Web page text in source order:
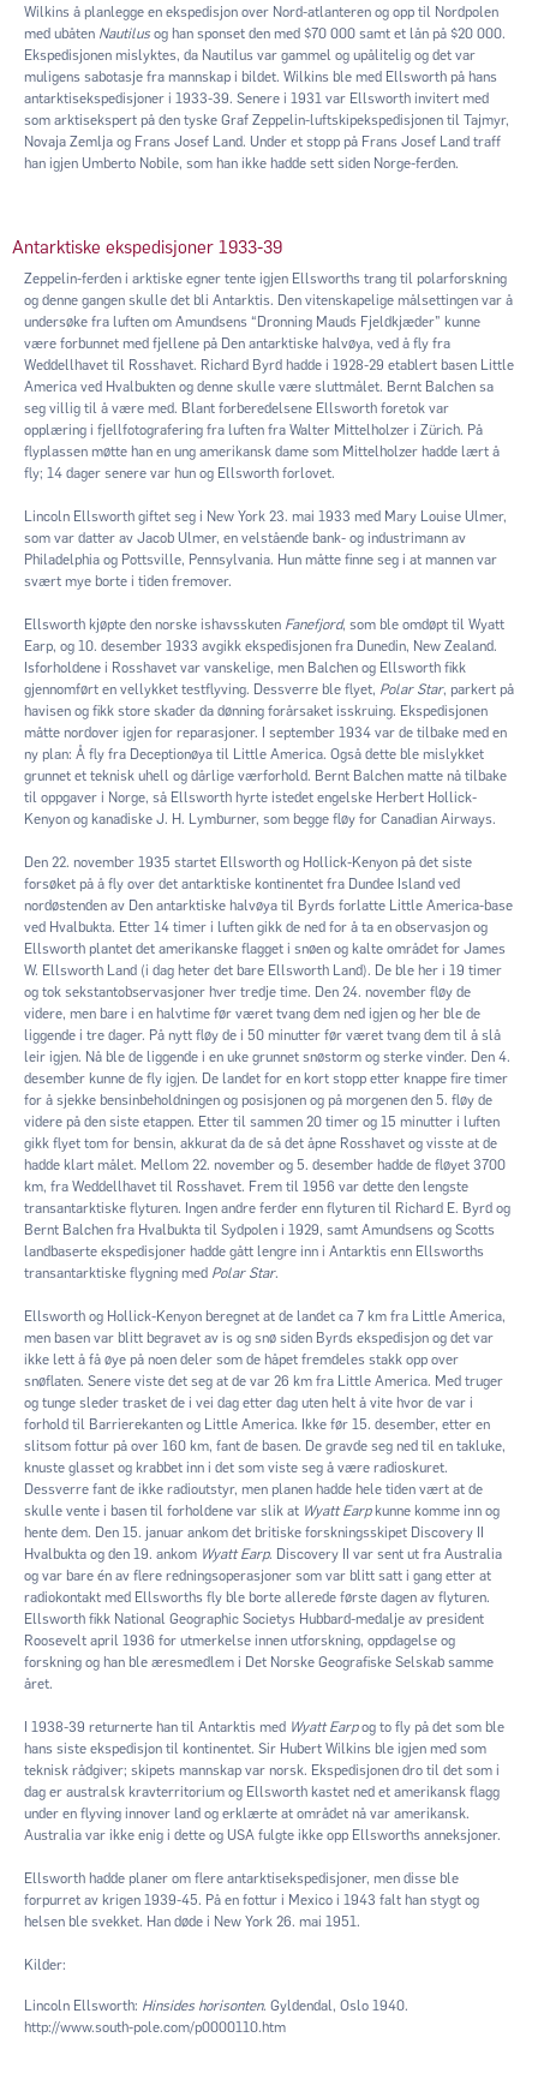
Wilkins å planlegge en ekspedisjon over Nord-atlanteren og opp til Nordpolen
med ubåten Nautilus og han sponset den med $70 000 samt et lån på $20 000.
Ekspedisjonen mislyktes, da Nautilus var gammel og upålitelig og det var
muligens sabotasje fra mannskap i bildet. Wilkins ble med Ellsworth på hans
antarktisekspedisjoner i 1933-39. Senere i 1931 var Ellsworth invitert med
som arktisekspert på den tyske Graf Zeppelin-luftskipekspedisjonen til Tajmyr,
Novaja Zemlja og Frans Josef Land. Under et stopp på Frans Josef Land traff
han igjen Umberto Nobile, som han ikke hadde sett siden Norge-ferden.
Antarktiske ekspedisjoner 1933-39
Zeppelin-ferden i arktiske egner tente igjen Ellsworths trang til polarforskning
og denne gangen skulle det bli Antarktis. Den vitenskapelige målsettingen var å
undersøke fra luften om Amundsens “Dronning Mauds Fjeldkjæder” kunne
være forbunnet med fjellene på Den antarktiske halvøya, ved å fly fra
Weddellhavet til Rosshavet. Richard Byrd hadde i 1928-29 etablert basen Little
America ved Hvalbukten og denne skulle være sluttmålet. Bernt Balchen sa
seg villig til å være med. Blant forberedelsene Ellsworth foretok var
opplæring i fjellfotografering fra luften fra Walter Mittelholzer i Zürich. På
flyplassen møtte han en ung amerikansk dame som Mittelholzer hadde lært å
fly; 14 dager senere var hun og Ellsworth forlovet.
Lincoln Ellsworth giftet seg i New York 23. mai 1933 med Mary Louise Ulmer,
som var datter av Jacob Ulmer, en velstående bank- og industrimann av
Philadelphia og Pottsville, Pennsylvania. Hun måtte finne seg i at mannen var
svært mye borte i tiden fremover.
Ellsworth kjøpte den norske ishavsskuten Fanefjord, som ble omdøpt til Wyatt
Earp, og 10. desember 1933 avgikk ekspedisjonen fra Dunedin, New Zealand.
Isforholdene i Rosshavet var vanskelige, men Balchen og Ellsworth fikk
gjennomført en vellykket testflyving. Dessverre ble flyet, Polar Star, parkert på
havisen og fikk store skader da dønning forårsaket isskruing. Ekspedisjonen
måtte nordover igjen for reparasjoner. I september 1934 var de tilbake med en
ny plan: Å fly fra Deceptionøya til Little America. Også dette ble mislykket
grunnet et teknisk uhell og dårlige værforhold. Bernt Balchen matte nå tilbake
til oppgaver i Norge, så Ellsworth hyrte istedet engelske Herbert Hollick-
Kenyon og kanadiske J. H. Lymburner, som begge fløy for Canadian Airways.
Den 22. november 1935 startet Ellsworth og Hollick-Kenyon på det siste
forsøket på å fly over det antarktiske kontinentet fra Dundee Island ved
nordøstenden av Den antarktiske halvøya til Byrds forlatte Little America-base
ved Hvalbukta. Etter 14 timer i luften gikk de ned for å ta en observasjon og
Ellsworth plantet det amerikanske flagget i snøen og kalte området for James
W. Ellsworth Land (i dag heter det bare Ellsworth Land). De ble her i 19 timer
og tok sekstantobservasjoner hver tredje time. Den 24. november fløy de
videre, men bare i en halvtime før været tvang dem ned igjen og her ble de
liggende i tre dager. På nytt fløy de i 50 minutter før været tvang dem til å slå
leir igjen. Nå ble de liggende i en uke grunnet snøstorm og sterke vinder. Den 4.
desember kunne de fly igjen. De landet for en kort stopp etter knappe fire timer
for å sjekke bensinbeholdningen og posisjonen og på morgenen den 5. fløy de
videre på den siste etappen. Etter til sammen 20 timer og 15 minutter i luften
gikk flyet tom for bensin, akkurat da de så det åpne Rosshavet og visste at de
hadde klart målet. Mellom 22. november og 5. desember hadde de fløyet 3700
km, fra Weddellhavet til Rosshavet. Frem til 1956 var dette den lengste
transantarktiske flyturen. Ingen andre ferder enn flyturen til Richard E. Byrd og
Bernt Balchen fra Hvalbukta til Sydpolen i 1929, samt Amundsens og Scotts
landbaserte ekspedisjoner hadde gått lengre inn i Antarktis enn Ellsworths
transantarktiske flygning med Polar Star.
Ellsworth og Hollick-Kenyon beregnet at de landet ca 7 km fra Little America,
men basen var blitt begravet av is og snø siden Byrds ekspedisjon og det var
ikke lett å få øye på noen deler som de håpet fremdeles stakk opp over
snøflaten. Senere viste det seg at de var 26 km fra Little America. Med truger
og tunge sleder trasket de i vei dag etter dag uten helt å vite hvor de var i
forhold til Barrierekanten og Little America. Ikke før 15. desember, etter en
slitsom fottur på over 160 km, fant de basen. De gravde seg ned til en takluke,
knuste glasset og krabbet inn i det som viste seg å være radioskuret.
Dessverre fant de ikke radioutstyr, men planen hadde hele tiden vært at de
skulle vente i basen til forholdene var slik at Wyatt Earpkunne komme inn og
hente dem. Den 15. januar ankom det britiske forskningsskipet Discovery II
Hvalbukta og den 19. ankom Wyatt Earp. Discovery II var sent ut fra Australia
og var bare én av flere redningsoperasjoner som var blitt satt i gang etter at
radiokontakt med Ellsworths fly ble borte allerede første dagen av flyturen.
Ellsworth fikk National Geographic Societys Hubbard-medalje av president
Roosevelt april 1936 for utmerkelse innen utforskning, oppdagelse og
forskning og han ble æresmedlem i Det Norske Geografiske Selskab samme
året.
I 1938-39 returnerte han til Antarktis med Wyatt Earpog to fly på det som ble
hans siste ekspedisjon til kontinentet. Sir Hubert Wilkins ble igjen med som
teknisk rådgiver; skipets mannskap var norsk. Ekspedisjonen dro til det som i
dag er australsk kravterritorium og Ellsworth kastet ned et amerikansk flagg
under en flyving innover land og erklærte at området nå var amerikansk.
Australia var ikke enig i dette og USA fulgte ikke opp Ellsworths anneksjoner.
Ellsworth hadde planer om flere antarktisekspedisjoner, men disse ble
forpurret av krigen 1939-45. På en fottur i Mexico i 1943 falt han stygt og
helsen ble svekket. Han døde i New York 26. mai 1951.
Kilder:
Lincoln Ellsworth: Hinsides horisonten. Gyldendal, Oslo 1940.
http://www.south-pole.com/p0000110.htm